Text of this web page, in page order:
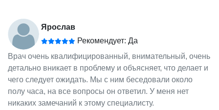
Ярослав
Рекомендует: Да
Врач очень квалифицированный, внимательный, очень
детально вникает в проблему и объясняет, что делает и
чего следует ожидать. Мы с ним беседовали около
полу часа, на все вопросы он ответил. У меня нет
никаких замечаний к этому специалисту.